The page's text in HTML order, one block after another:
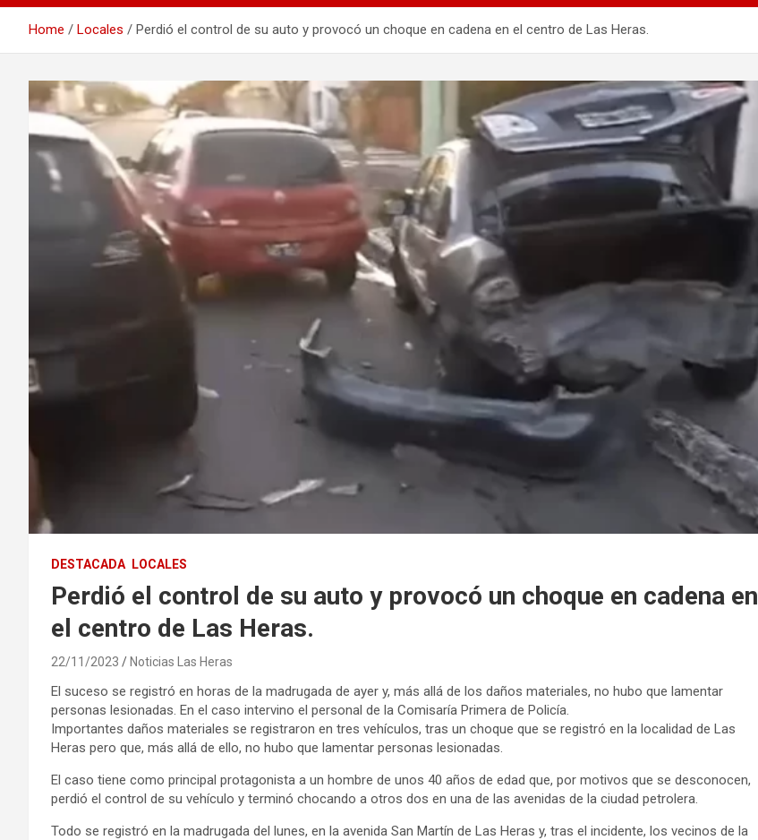
Home Locales Perdió el control de su auto y provocó un choque en cadena en el centro de Las Heras.
DESTACADA LOCALES
Perdió el control de su auto y provocó un choque en cadena en
el centro de Las Heras.
22/11/2023 Noticias Las Heras
El suceso se registró en horas de la madrugada de ayer y, más allá de los daños materiales, no hubo que lamentar
personas lesionadas. En el caso intervino el personal de la Comisaría Primera de Policía.
Importantes daños materiales se registraron en tres vehículos, tras un choque que se registró en la localidad de Las
Heras pero que, más allá de ello, no hubo que lamentar personas lesionadas.
El caso tiene como principal protagonista a un hombre de unos 40 años de edad que, por motivos que se desconocen,
perdió el control de su vehículo y terminó chocando a otros dos en una de las avenidas de la ciudad petrolera.
Todo se registró en la madrugada del lunes, en la avenida San Martín de Las Heras y, tras el incidente, los vecinos de la